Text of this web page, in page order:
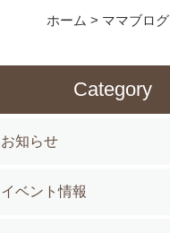
ホーム > ママブログ
Category
お知らせ
イベント情報